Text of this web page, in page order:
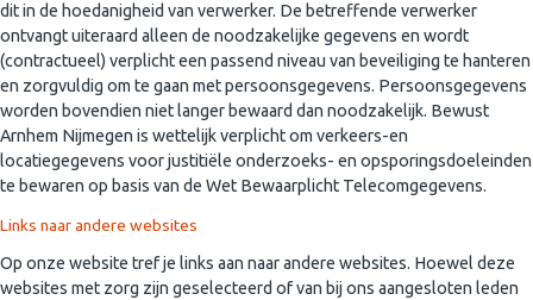
dit in de hoedanigheid van verwerker. De betreffende verwerker
ontvangt uiteraard alleen de noodzakelijke gegevens en wordt
(contractueel) verplicht een passend niveau van beveiliging te hanteren
en zorgvuldig om te gaan met persoonsgegevens. Persoonsgegevens
worden bovendien niet langer bewaard dan noodzakelijk. Bewust
Arnhem Nijmegen is wettelijk verplicht om verkeers-en
locatiegegevens voor justitiële onderzoeks- en opsporingsdoeleinden
te bewaren op basis van de Wet Bewaarplicht Telecomgegevens.
Links naar andere websites
Op onze website tref je links aan naar andere websites. Hoewel deze
websites met zorg zijn geselecteerd of van bij ons aangesloten leden